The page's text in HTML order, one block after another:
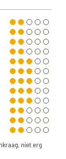
niet erg